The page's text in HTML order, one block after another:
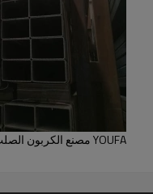
YOUFA مصنع الكربون الصلب أنبوب 160MM-400MM قسم جوفاء